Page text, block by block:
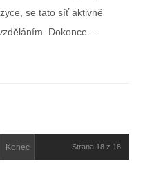
se tato síť aktivně
Dokonce…
Konec Strana 18 z 18